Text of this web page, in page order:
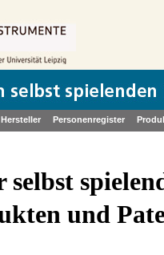
Hersteller Personenregister
selbst
und